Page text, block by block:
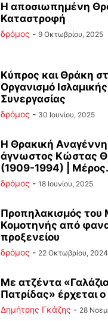
Η αποσιωπημένη
Καταστροφή
δρόμος - 9 Οκτωβρίου, 2025
Κύπρος και Θράκη
Οργανισμό Ισλαμικής
Συνεργασίας
δρόμος - 30 Ιουνίου, 2025
Η Θρακική
άγνωστος Κώστας
(1909-1994) |
δρόμος - 18 Ιουνίου, 2025
Προπηλακισμός
Κομοτηνής από
προξενείου
δρόμος - 22 Οκτωβρίου, 2024
Με ατζέντα
Πατρίδας» έρχεται
Δημήτρης Γκάζης - 28